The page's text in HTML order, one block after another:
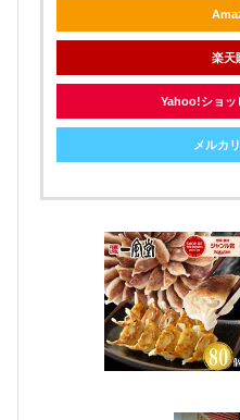
楽天
Yahoo!ショッ
メルカ